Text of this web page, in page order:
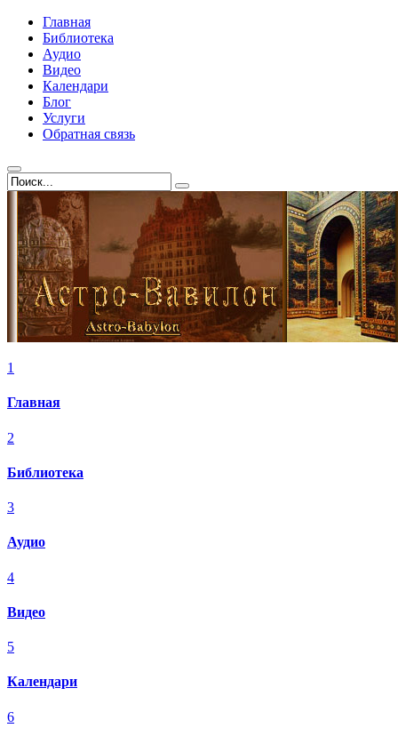
Главная
Библиотека
Аудио
Видео
Календари
Блог
Услуги
Обратная связь
1
Главная
2
Библиотека
3
Аудио
4
Видео
5
Календари
6